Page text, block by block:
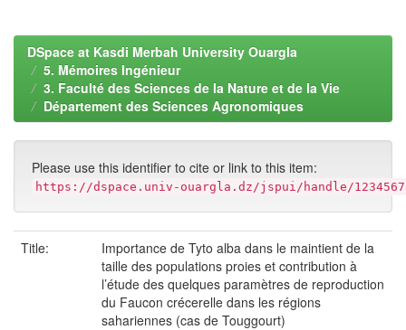
DSpace at Kasdi Merbah University Ouargla
5. Mémoires Ingénieur
3. Faculté des Sciences de la Nature et de la Vie
Département des Sciences Agronomiques
Please use this identifier to cite or link to this item:
https://dspace.univ-ouargla.dz/jspui/handle/
Title:
Importance de Tyto alba dans le maintient de la
taille des populations proies et contribution à
l’étude des quelques paramètres de reproduction
du Faucon crécerelle dans les régions
sahariennes (cas de Touggourt)